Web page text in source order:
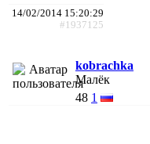
14/02/2014 15:20:29
#1937125
kobrachka
Малёк
48 1